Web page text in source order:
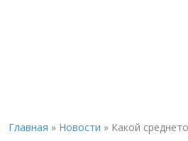
Главная » Новости » Какой